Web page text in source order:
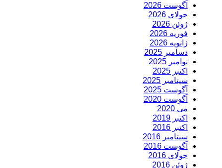
آگوست 2026
جولای 2026
ژوئن 2026
فوریه 2026
ژانویه 2026
دسامبر 2025
نوامبر 2025
اکتبر 2025
سپتامبر 2025
آگوست 2025
آگوست 2020
می 2020
اکتبر 2019
اکتبر 2016
سپتامبر 2016
آگوست 2016
جولای 2016
ژوئن 2016